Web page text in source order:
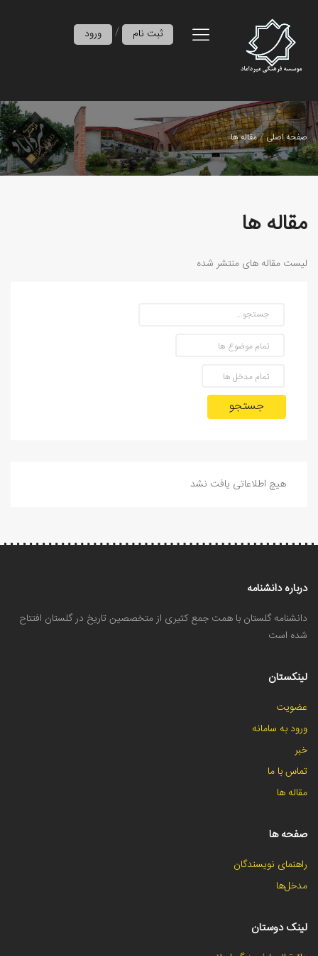
ورود / ثبت نام
صفحه اصلی مقاله ها
مقاله ها
لیست مقاله های منتشر شده
جستجو
هیچ اطلاعاتی یافت نشد
درباره دانشنامه
دانشنامه گلستان با همت جمع کثیری از متخصصین تاریخ در گلستان افتتاح
شده است
لینکستان
عضویت
ورود به سامانه
خبر
تماس با ما
مقاله ها
صفحه ها
راهنمای نویسندگان
مدخل‌ها
لینک دوستان